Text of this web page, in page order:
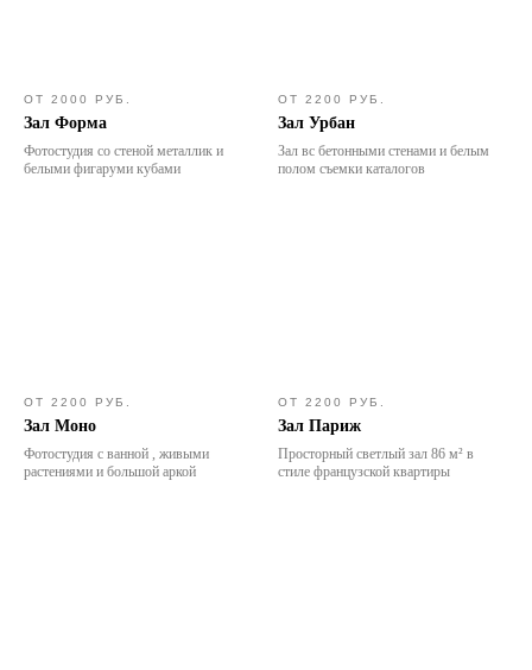
ОТ 2000 РУБ.
Зал Форма
Фотостудия со стеной металлик и
белыми фигаруми кубами
ОТ 2200 РУБ.
Зал Урбан
Зал вс бетонными стенами и белым
полом съемки каталогов
ОТ 2200 РУБ.
Зал Моно
Фотостудия с ванной , живыми
растениями и большой аркой
ОТ 2200 РУБ.
Зал Париж
Просторный светлый зал 86 м² в
стиле французской квартиры